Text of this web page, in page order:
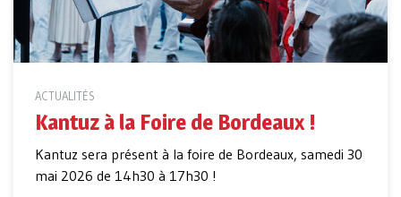
ACTUALITÉS
Kantuz à la Foire de Bordeaux !
Kantuz sera présent à la foire de Bordeaux, samedi 30
mai 2026 de 14h30 à 17h30 !